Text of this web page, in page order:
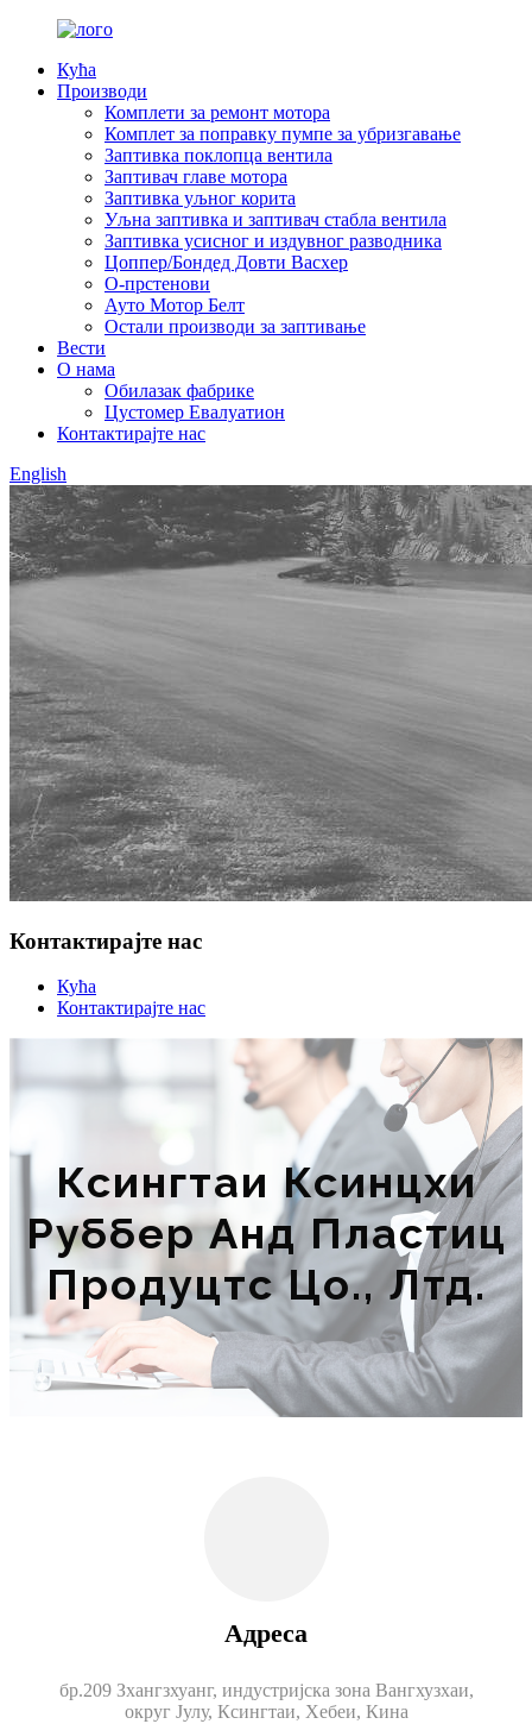
Кућа
Производи
Комплети за ремонт мотора
Комплет за поправку пумпе за убризгавање
Заптивка поклопца вентила
Заптивач главе мотора
Заптивка уљног корита
Уљна заптивка и заптивач стабла вентила
Заптивка усисног и издувног разводника
Цоппер/Бондед Довти Васхер
О-прстенови
Ауто Мотор Белт
Остали производи за заптивање
Вести
О нама
Обилазак фабрике
Цустомер Евалуатион
Контактирајте нас
English
Контактирајте нас
Кућа
Контактирајте нас
Ксингтаи Ксинцхи
Руббер Анд Пластиц
Продуцтс Цо., Лтд.
Адреса
бр.209 Зхангзхуанг, индустријска зона Вангхузхаи,
округ Јулу, Ксингтаи, Хебеи, Кина